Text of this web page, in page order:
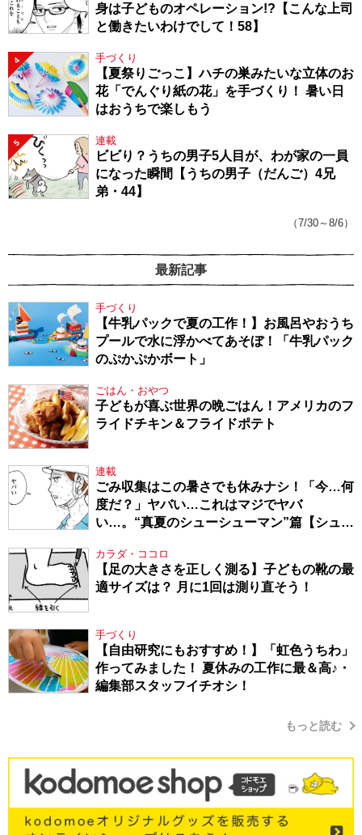
身は子どものオペレーション!?【こんな上司
と働きたいわけでして！58】
4 手づくり
【夏祭りごっこ】ハチの巣みたいな立体のお
花「でんぐり紙の花」を手づくり！ 暑い日
はおうちで楽しもう
5 連載
ビビり？うちの男子5人目が、わが家の一員
になった瞬間【うちの男子（だんご）4兄
弟・44】
（7/30～8/6）
最新記事
手づくり
【牛乳パックで夏の工作！】お風呂やおうち
プールで水に浮かべてあそぼ！「牛乳パック
のぷかぷかボート」
ごはん・おやつ
子どもが喜ぶ世界の晩ごはん！アメリカのフ
ライドチキン＆フライドポテト
連載
ごみ収集はこの暑さでも休みナシ！「今…何
度だ？」ヤバい…これはマジでヤバ
い…。“真夏のシューシューマン”篇【シュー
カラダ・ココロ
【足の大きさを正しく測る】子どもの靴の最
適サイズは？ 月に1回は測り直そう！
手づくり
【自由研究にもおすすめ！】「虹色うちわ」
作ってみました！ 夏休みの工作に最＆高♪・
編集部スタッフイチオシ！
もっと読む